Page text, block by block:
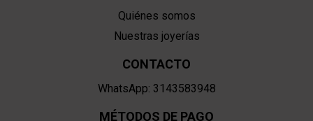
Quiénes somos
Nuestras joyerías
CONTACTO
WhatsApp: 3143583948
MÉTODOS DE PAGO